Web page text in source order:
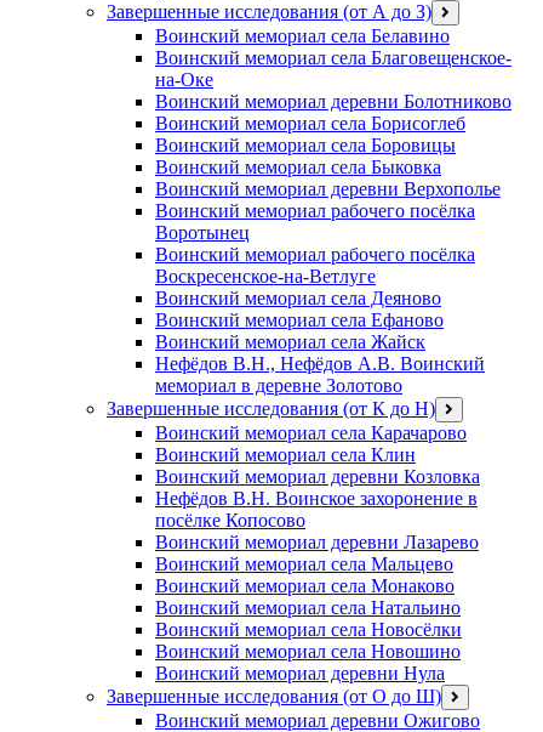
Завершенные исследования (от А до З) открыть
меню
Воинский мемориал села Белавино
Воинский мемориал села Благовещенское-
на-Оке
Воинский мемориал деревни Болотниково
Воинский мемориал села Борисоглеб
Воинский мемориал села Боровицы
Воинский мемориал села Быковка
Воинский мемориал деревни Верхополье
Воинский мемориал рабочего посёлка
Воротынец
Воинский мемориал рабочего посёлка
Воскресенское-на-Ветлуге
Воинский мемориал села Деяново
Воинский мемориал села Ефаново
Воинский мемориал села Жайск
Нефёдов В.Н., Нефёдов А.В. Воинский
мемориал в деревне Золотово
Завершенные исследования (от К до Н) открыть
меню
Воинский мемориал села Карачарово
Воинский мемориал села Клин
Воинский мемориал деревни Козловка
Нефёдов В.Н. Воинское захоронение в
посёлке Копосово
Воинский мемориал деревни Лазарево
Воинский мемориал села Мальцево
Воинский мемориал села Монаково
Воинский мемориал села Натальино
Воинский мемориал села Новосёлки
Воинский мемориал села Новошино
Воинский мемориал деревни Нула
Завершенные исследования (от О до Ш) открыть
меню
Воинский мемориал деревни Ожигово